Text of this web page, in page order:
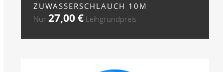
ZUWASSERSCHLAUCH 10M
Nur27,00€ Leihgrundpreis